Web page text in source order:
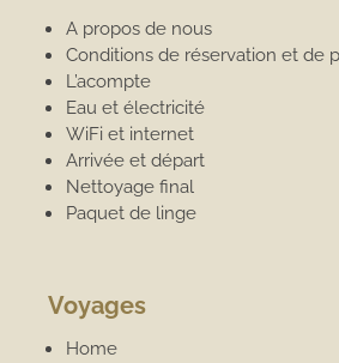
A propos de nous
Conditions de réservation et de
L’acompte
Eau et électricité
WiFi et internet
Arrivée et départ
Nettoyage final
Paquet de linge
Voyages
Home